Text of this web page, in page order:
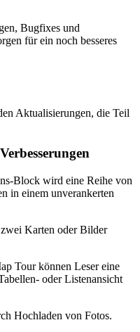
Bugfixes und
für ein noch besseres
Aktualisierungen, die Teil
Block wird eine Reihe von
in einem unverankerten
Karten oder Bilder
Tour können Leser eine
oder Listenansicht
Hochladen von Fotos.